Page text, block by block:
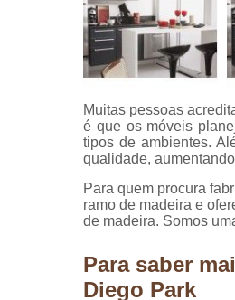
Muitas pessoas
é que os móveis
tipos de ambientes.
qualidade,
Para quem procura
ramo de madeira e
de madeira. Somos
Para saber
Diego Park